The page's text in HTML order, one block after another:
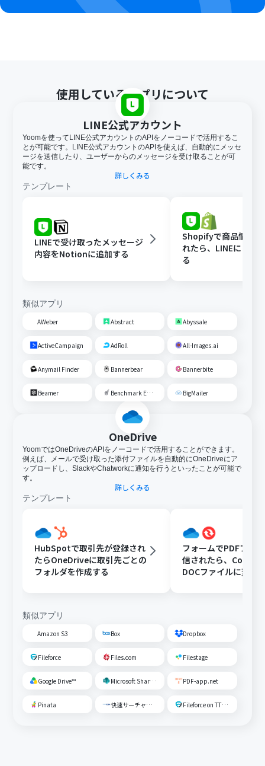
トリガー、各オペレーションでの取り扱い可能なファイ
使用しているアプリについて
LINE公式アカウント
Yoomを使ってLINE公式アカウントのAPIをノーコードで活用するこ
とが可能です。LINE公式アカウントのAPIを使えば、自動的にメッセ
ージを送信したり、ユーザーからのメッセージを受け取ることが可
能です。
詳しくみる
テンプレート
LINEで受け取ったメッセージ
内容をNotionに追加する
Shopifyで商品情報が
れたら、LINEに自動
る
類似アプリ
AWeber Abstract Abyssale
ActiveCampaign AdRoll All-Images.ai
Anymail Finder Bannerbear Bannerbite
Beamer Benchmark Email BigMailer
OneDrive
YoomではOneDriveのAPIをノーコードで活用することができます。
例えば、メールで受け取った添付ファイルを自動的にOneDriveにア
ップロードし、SlackやChatworkに通知を行うといったことが可能で
す。
詳しくみる
テンプレート
HubSpotで取引先が登録され
たらOneDriveに取引先ごとの
フォルダを作成する
フォームでPDFファ
信されたら、
DOCファイルに変換
類似アプリ
Amazon S3 Box Dropbox
Fileforce Files.com Filestage
Google Drive™ Microsoft SharePoint PDF-app.net
Pinata 快速サーチャーGX Fileforce on TTS Cloud